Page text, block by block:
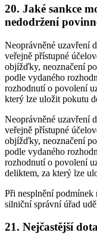
20. Jaké sankce
nedodržení
Neoprávněné uzavření
veřejně přístupné
objížďky, neoznačení
podle vydaného
rozhodnutí o povolení
který lze uložit pokutu
Neoprávněné uzavření
veřejně přístupné
objížďky, neoznačení
podle vydaného
rozhodnutí o povolení
deliktem, za který lze
Při nesplnění
silniční správní úřad
21. Nejčastější